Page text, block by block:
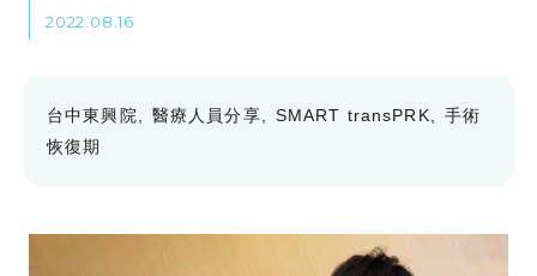
2022.08.16
台中東興院 醫療人員分享 SMART transPRK
手術
恢復期